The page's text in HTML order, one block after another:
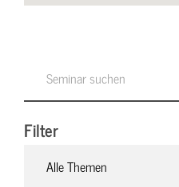
Filter
Alle Themen